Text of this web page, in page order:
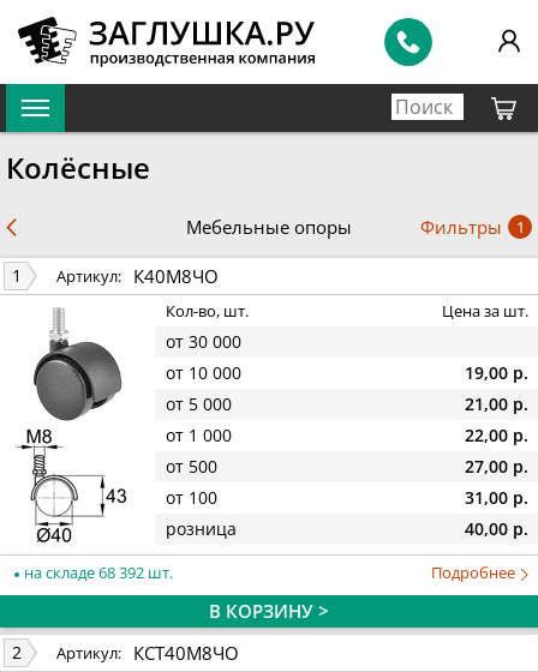
Колёсные
Мебельные опоры Фильтры 1
1 Артикул: К40М8ЧО
Кол-во, шт. Цена за шт.
от 30 000
от 10 000
19,00 р.
от 5 000
21,00 р.
от 1 000
22,00 р.
от 500
27,00 р.
от 100
31,00 р.
розница
40,00 р.
на складе 68 392 шт. Подробнее
В КОРЗИНУ >
2 Артикул: КСТ40М8ЧО